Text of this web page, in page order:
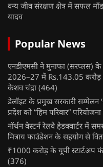
वन्य जीव संरक्षण क्षेत्र में सफल
यादव
Popular News
एनडीएमसी ने मुनाफा (सरप्लस) के
2026–27 में Rs.143.05 करोड़
केशव चंद्रा (464)
डेलॉइट के प्रमुख सरकारी
प्रदेश को “हिम परिवार”
नॉर्थन वेस्टर्न रेलवे हेडक्वार्टर में
मित्राय फाउंडेशन के सहयोग से
₹1000 करोड़ के यूपी स्टार्टअप
(376)